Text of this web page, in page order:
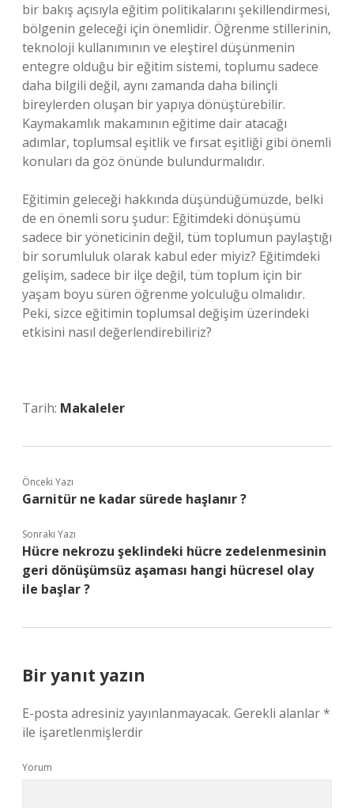
bir bakış açısıyla eğitim politikalarını şekillendirmesi,
bölgenin geleceği için önemlidir. Öğrenme stillerinin,
teknoloji kullanımının ve eleştirel düşünmenin
entegre olduğu bir eğitim sistemi, toplumu sadece
daha bilgili değil, aynı zamanda daha bilinçli
bireylerden oluşan bir yapıya dönüştürebilir.
Kaymakamlık makamının eğitime dair atacağı
adımlar, toplumsal eşitlik ve fırsat eşitliği gibi önemli
konuları da göz önünde bulundurmalıdır.
Eğitimin geleceği hakkında düşündüğümüzde, belki
de en önemli soru şudur: Eğitimdeki dönüşümü
sadece bir yöneticinin değil, tüm toplumun paylaştığı
bir sorumluluk olarak kabul eder miyiz? Eğitimdeki
gelişim, sadece bir ilçe değil, tüm toplum için bir
yaşam boyu süren öğrenme yolculuğu olmalıdır.
Peki, sizce eğitimin toplumsal değişim üzerindeki
etkisini nasıl değerlendirebiliriz?
Tarih: Makaleler
Önceki Yazı
Garnitür ne kadar sürede haşlanır ?
Sonraki Yazı
Hücre nekrozu şeklindeki hücre zedelenmesinin
geri dönüşümsüz aşaması hangi hücresel olay
ile başlar ?
Bir yanıt yazın
E-posta adresiniz yayınlanmayacak. Gerekli alanlar*
ile işaretlenmişlerdir
Yorum